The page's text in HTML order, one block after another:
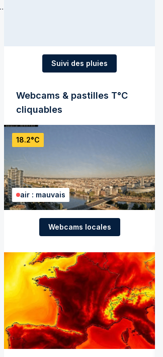
Suivi des pluies
Webcams & pastilles T°C
cliquables
18.2°C
air : mauvais
Webcams locales